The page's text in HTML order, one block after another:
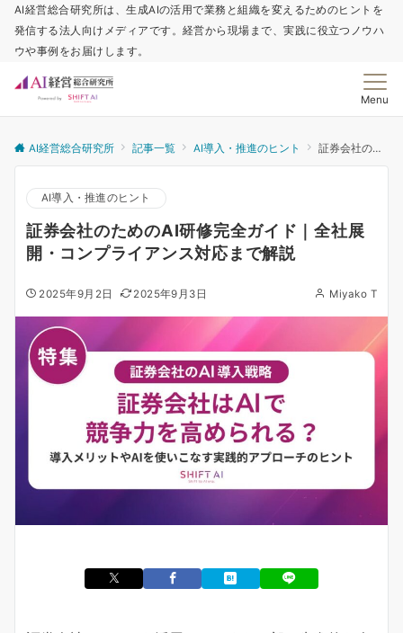
AI経営総合研究所は、生成AIの活用で業務と組織を変えるためのヒントを
発信する法人向けメディアです。経営から現場まで、実践に役立つノウハ
ウや事例をお届けします。
Menu
AI経営総合研究所 記事一覧 AI導入・推進のヒント 証券会社のためのAI研修完全ガイド｜全社展開・コンプライアンス対応まで解説
AI導入・推進のヒント
証券会社のためのAI研修完全ガイド｜全社展
開・コンプライアンス対応まで解説
2025年9月2日 2025年9月3日 Miyako T